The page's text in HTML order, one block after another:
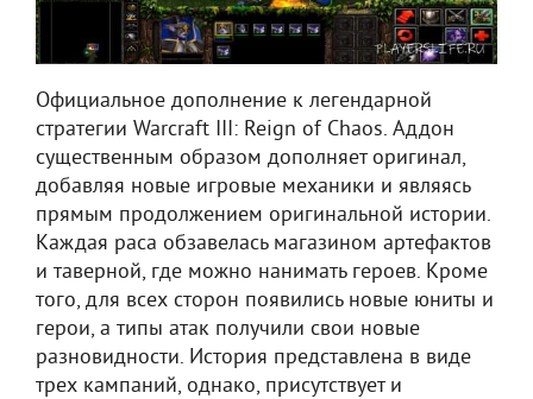
Официальное дополнение к легендарной
стратегии Warcraft III: Reign of Chaos. Аддон
существенным образом дополняет оригинал,
добавляя новые игровые механики и являясь
прямым продолжением оригинальной истории.
Каждая раса обзавелась магазином артефактов
и таверной, где можно нанимать героев. Кроме
того, для всех сторон появились новые юниты и
герои, а типы атак получили свои новые
разновидности. История представлена в виде
трех кампаний, однако, присутствует и